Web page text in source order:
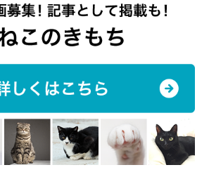
はありませんので予めご了承ください。